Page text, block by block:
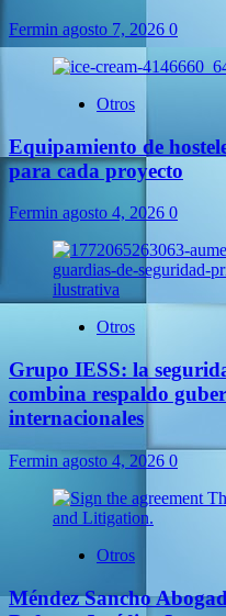
Fermin agosto 7, 2026 0
Otros
Equipamiento de
para cada proyecto
Fermin agosto 4, 2026 0
Otros
Grupo IESS: la
combina respaldo
internacionales
Fermin agosto 4, 2026 0
Otros
Méndez Sancho